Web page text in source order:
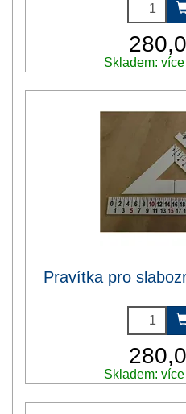
Skladem:
Pravítka pro
Skladem: